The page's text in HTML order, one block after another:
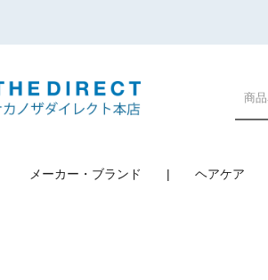
メーカー・ブランド ヘアケア